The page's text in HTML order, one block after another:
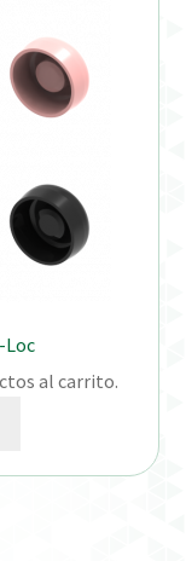
Loc
al carrito.